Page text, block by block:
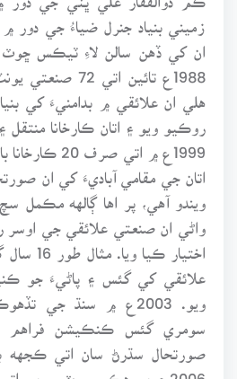
زميني بنياد جنرل ضياءُ جي دور
ان کي ڏهن سالن لاءِ ٽيڪس ڇوٽ
1988ع تائين اتي
هلي ان علائقي ۾ بدامنيءَ کي
روڪيو ويو ۽ اتان ڪارخانا منتقل
1999ع ۾ اتي
اتان جي مقامي آباديءَ کي ان
ويندو آهي، پر اها ڳالهه مڪمل
واڻي ان صنعتي علائقي جي اوسر
اختيار
علائقي کي گئس ۽ پاڻيءَ جو
ويو. 2003ع ۾ سنڌ جي
سومري گئس ڪنڪيشن فراهم
صورتحال سڌرڻ سان اتي ڪجهه